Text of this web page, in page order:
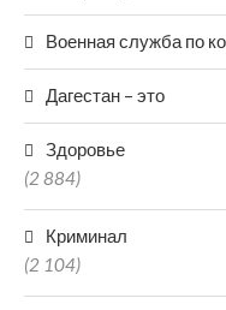
Военная служба по
Дагестан – это
Здоровье
(2 884)
Криминал
(2 104)